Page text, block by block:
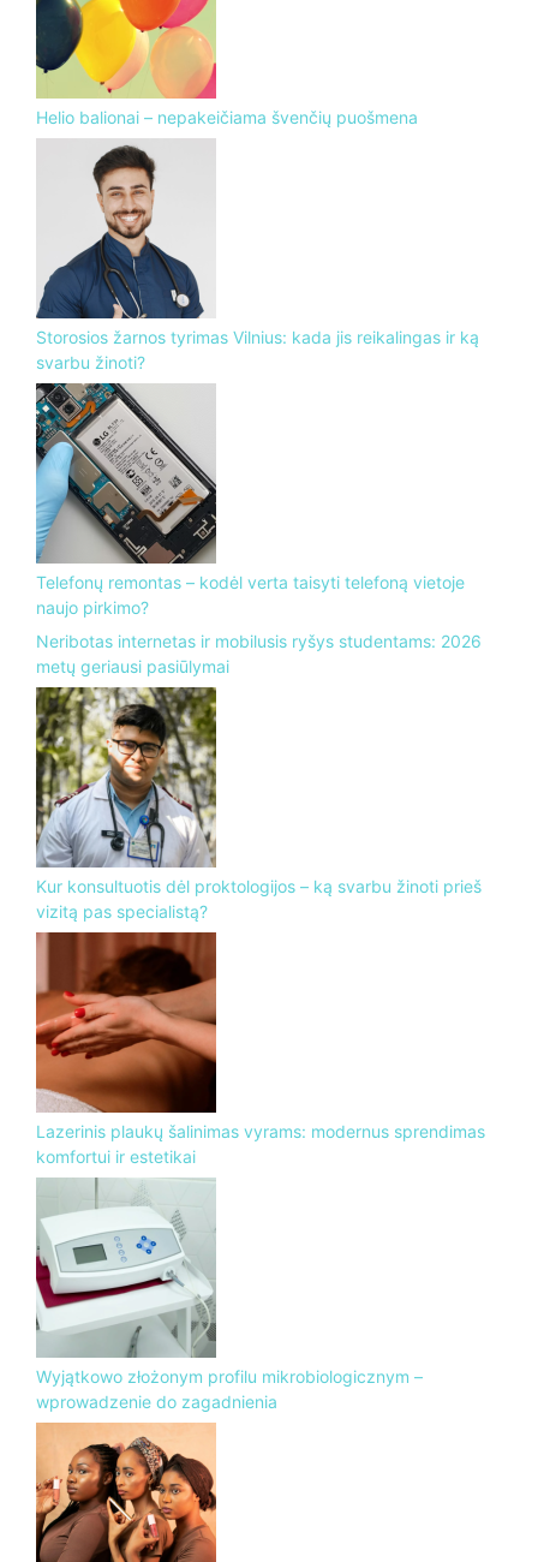
Helio balionai – nepakeičiama švenčių puošmena
Storosios žarnos tyrimas Vilnius: kada jis reikalingas ir ką
svarbu žinoti?
Telefonų remontas – kodėl verta taisyti telefoną vietoje
naujo pirkimo?
Neribotas internetas ir mobilusis ryšys studentams: 2026
metų geriausi pasiūlymai
Kur konsultuotis dėl proktologijos – ką svarbu žinoti prieš
vizitą pas specialistą?
Lazerinis plaukų šalinimas vyrams: modernus sprendimas
komfortui ir estetikai
Wyjątkowo złożonym profilu mikrobiologicznym –
wprowadzenie do zagadnienia